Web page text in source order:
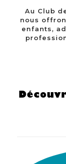
Au Club
nous
enfants,